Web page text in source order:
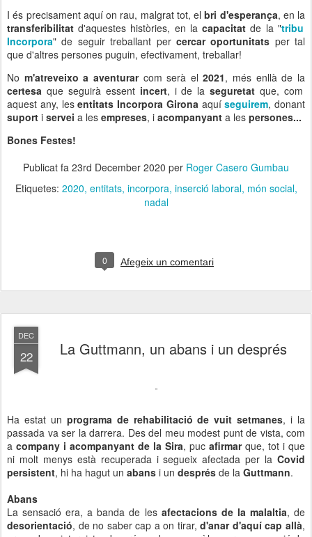
I és precisament aquí on rau, malgrat tot, elbri d'esperança, en la
transferibilitat d'aquestes històries, en lacapacitatde la "tribu
Incorpora" de seguir treballant per cercar oportunitats per tal
que d'altres persones puguin, efectivament, treballar!
No m'atreveixo a aventurar com serà el2021, més enllà de la
certesa que seguirà essentincert, i de laseguretatque, com
aquest any, lesentitats Incorpora Gironaaquíseguirem, donant
suport i servei a les empreses, i acompanyant a les persones...
Bones Festes!
Publicat fa 23rd December 2020 per Roger Casero Gumbau
Etiquetes: 2020 entitats incorpora inserció laboral món social
nadal
0 Afegeix un comentari
DEC
22 La Guttmann, un abans i un després
Ha estat un programa de rehabilitació de vuit setmanes, i la
passada va ser la darrera. Des del meu modest punt de vista, com
a company i acompanyant de la Sira, puc afirmar que, tot i que
ni molt menys està recuperada i segueix afectada per la Covid
persistent, hi ha hagut un abans i un després de la Guttmann.
Abans
La sensació era, a banda de lesafectacions de la malaltia, de
desorientació, de no saber cap a on tirar, d'anar d'aquí cap allà,